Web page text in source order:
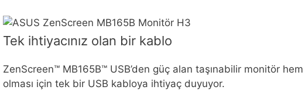
Tek ihtiyacınız olan bir kablo
ZenScreen™ MB165B™ USB’den güç alan taşınabilir monitör
olması için tek bir USB kabloya ihtiyaç duyuyor.